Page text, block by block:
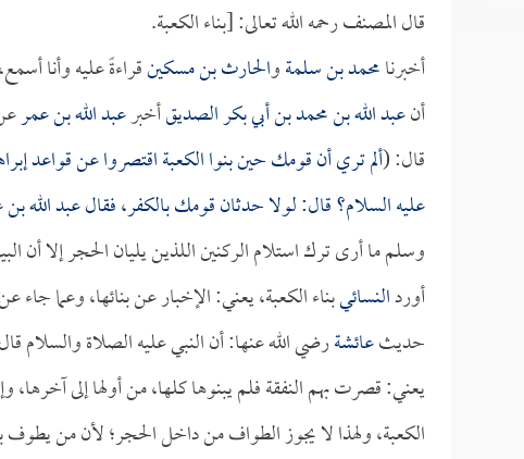
قال المصنف رحمه الله تعالى: [بناء الكعبة.
أخبرنامحمد بن سلمةوالحارث بن مسكينقراءةً عليه وأنا
أنعبد الله بن محمد بن أبي بكر الصديقأخبرعبد الله بن عمر
قال: (ألم تري أن قومك حين بنوا الكعبة اقتصروا عن قواعد
عليه السلام؟ قال: لولا حدثان قومك بالكفر، فقالعبد الله
وسلم ما أرى ترك استلام الركنين اللذين يليان الحجر إلا أن
أوردالنسائيبناء الكعبة، يعني: الإخبار عن بنائها، وعما جاء
حديثعائشةرضي الله عنها: أن النبي عليه الصلاة والسلام
يعني: قصرت بهم النفقة فلم يبنوها كلها، من أولها إلى
الكعبة، ولهذا لا يجوز الطواف من داخل الحجر؛ لأن من